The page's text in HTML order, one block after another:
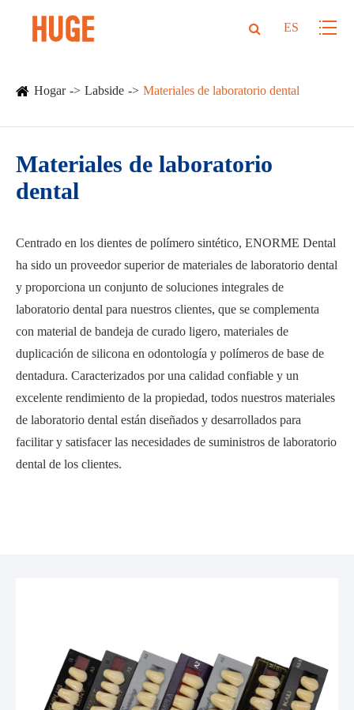
ES
Hogar Labside Materiales de laboratorio dental
Materiales de laboratorio
dental
Centrado en los dientes de polímero sintético, ENORME Dental
ha sido un proveedor superior de materiales de laboratorio dental
y proporciona un conjunto de soluciones integrales de
laboratorio dental para nuestros clientes, que se complementa
con material de bandeja de curado ligero, materiales de
duplicación de silicona en odontología y polímeros de base de
dentadura. Caracterizados por una calidad confiable y un
excelente rendimiento de la propiedad, todos nuestros materiales
de laboratorio dental están diseñados y desarrollados para
facilitar y satisfacer las necesidades de suministros de laboratorio
dental de los clientes.